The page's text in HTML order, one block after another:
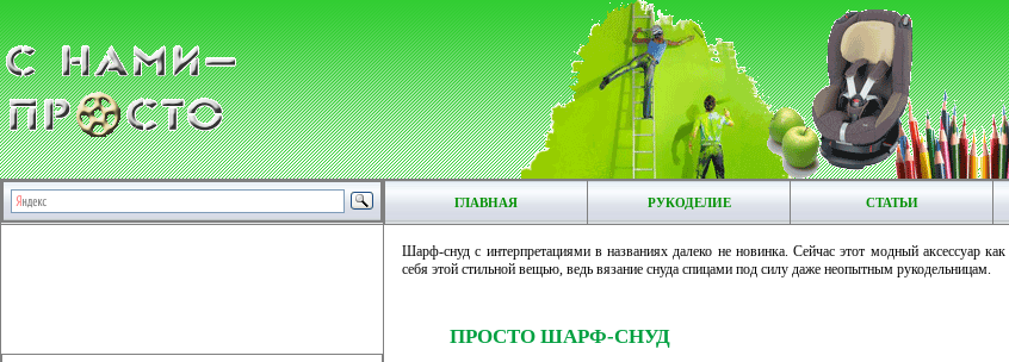
ГЛАВНАЯ РУКОДЕЛИЕ СТАТЬИ
Шарф-снуд с интерпретациями в названиях далеко не новинка. Сейчас этот модный аксессуар
себя этой стильной вещью, ведь вязание снуда спицами под силу даже неопытным рукодельницам.
ПРОСТО ШАРФ-СНУД